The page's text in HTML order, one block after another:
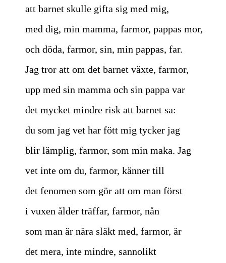
att barnet skulle gifta sig med mig,
med dig, min mamma, farmor, pappas mor,
och döda, farmor, sin, min pappas, far.
Jag tror att om det barnet växte, farmor,
upp med sin mamma och sin pappa var
det mycket mindre risk att barnet sa:
du som jag vet har fött mig tycker jag
blir lämplig, farmor, som min maka. Jag
vet inte om du, farmor, känner till
det fenomen som gör att om man först
i vuxen ålder träffar, farmor, nån
som man är nära släkt med, farmor, är
det mera, inte mindre, sannolikt